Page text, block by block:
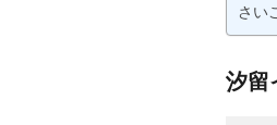
さい
汐留